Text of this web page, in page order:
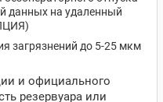
данных на удаленный
загрязнений до 5-25 мкм
и официального
резервуара или